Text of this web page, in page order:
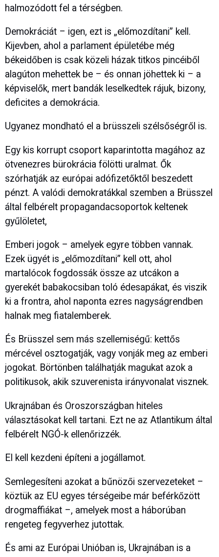
halmozódott fel a térségben.
Demokráciát – igen, ezt is „előmozdítani” kell.
Kijevben, ahol a parlament épületébe még
békeidőben is csak közeli házak titkos pincéiből
alagúton mehettek be – és onnan jöhettek ki – a
képviselők, mert bandák leselkedtek rájuk, bizony,
deficites a demokrácia.
Ugyanez mondható el a brüsszeli szélsőségről is.
Egy kis korrupt csoport kaparintotta magához az
ötvenezres bürokrácia fölötti uralmat. Ők
szórhatják az európai adófizetőktől beszedett
pénzt. A valódi demokratákkal szemben a Brüsszel
által felbérelt propagandacsoportok keltenek
gyűlöletet,
Emberi jogok – amelyek egyre többen vannak.
Ezek ügyét is „előmozdítani” kell ott, ahol
martalócok fogdossák össze az utcákon a
gyerekét babakocsiban toló édesapákat, és viszik
ki a frontra, ahol naponta ezres nagyságrendben
halnak meg fiatalemberek.
És Brüsszel sem más szellemiségű: kettős
mércével osztogatják, vagy vonják meg az emberi
jogokat. Börtönben találhatják magukat azok a
politikusok, akik szuverenista irányvonalat visznek.
Ukrajnában és Oroszországban hiteles
választásokat kell tartani. Ezt ne az Atlantikum által
felbérelt NGÓ-k ellenőrizzék.
El kell kezdeni építeni a jogállamot.
Semlegesíteni azokat a bűnözői szervezeteket –
köztük az EU egyes térségeibe már beférkőzött
drogmaffiákat –, amelyek most a háborúban
rengeteg fegyverhez jutottak.
És ami az Európai Unióban is, Ukrajnában is a